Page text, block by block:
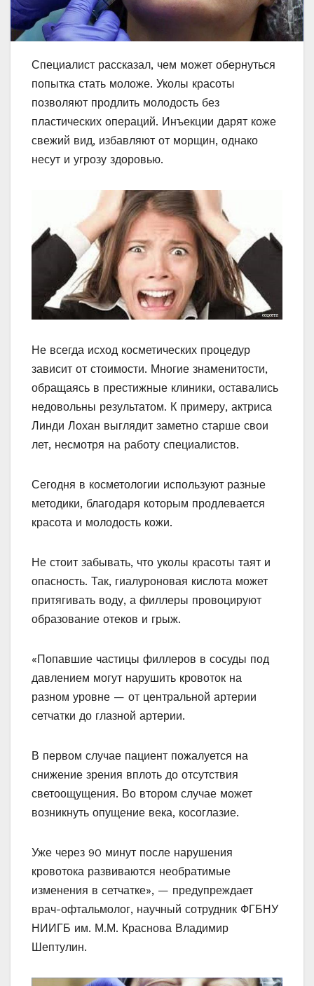
Специалист рассказал, чем может обернуться
попытка стать моложе. Уколы красоты
позволяют продлить молодость без
пластических операций. Инъекции дарят коже
свежий вид, избавляют от морщин, однако
несут и угрозу здоровью.
Не всегда исход косметических процедур
зависит от стоимости. Многие знаменитости,
обращаясь в престижные клиники, оставались
недовольны результатом. К примеру, актриса
Линди Лохан выглядит заметно старше свои
лет, несмотря на работу специалистов.
Сегодня в косметологии используют разные
методики, благодаря которым продлевается
красота и молодость кожи.
Не стоит забывать, что уколы красоты таят и
опасность. Так, гиалуроновая кислота может
притягивать воду, а филлеры провоцируют
образование отеков и грыж.
«Попавшие частицы филлеров в сосуды под
давлением могут нарушить кровоток на
разном уровне — от центральной артерии
сетчатки до глазной артерии.
В первом случае пациент пожалуется на
снижение зрения вплоть до отсутствия
светоощущения. Во втором случае может
возникнуть опущение века, косоглазие.
Уже через 90 минут после нарушения
кровотока развиваются необратимые
изменения в сетчатке», — предупреждает
врач-офтальмолог, научный сотрудник ФГБНУ
НИИГБ им. М.М. Краснова Владимир
Шептулин.